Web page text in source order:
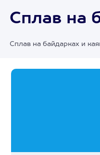
Сплав на
Сплав на байдарках и